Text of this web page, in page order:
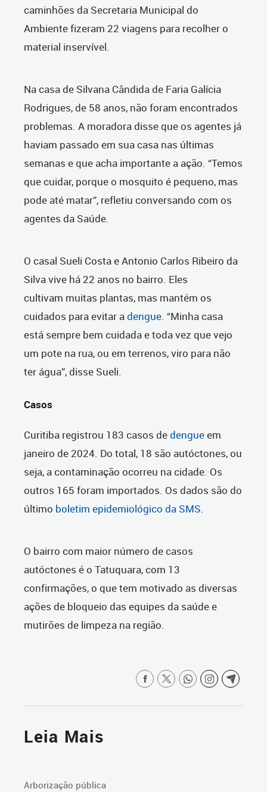
caminhões da Secretaria Municipal do
Ambiente fizeram 22 viagens para recolher o
material inservível.
Na casa de Silvana Cândida de Faria Galícia
Rodrigues, de 58 anos, não foram encontrados
problemas. A moradora disse que os agentes já
haviam passado em sua casa nas últimas
semanas e que acha importante a ação. “Temos
que cuidar, porque o mosquito é pequeno, mas
pode até matar”, refletiu conversando com os
agentes da Saúde.
O casal Sueli Costa e Antonio Carlos Ribeiro da
Silva vive há 22 anos no bairro. Eles
cultivam muitas plantas, mas mantém os
cuidados para evitar adengue. “Minha casa
está sempre bem cuidada e toda vez que vejo
um pote na rua, ou em terrenos, viro para não
ter água”, disse Sueli.
Casos
Curitiba registrou 183 casos dedengueem
janeiro de 2024. Do total, 18 são autóctones, ou
seja, a contaminação ocorreu na cidade. Os
outros 165 foram importados. Os dados são do
último boletim epidemiológico da SMS.
O bairro com maior número de casos
autóctones é o Tatuquara, com 13
confirmações, o que tem motivado as diversas
ações de bloqueio das equipes da saúde e
mutirões de limpeza na região.
Leia Mais
Arborização pública